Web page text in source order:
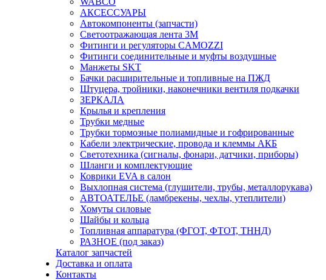
АКСЕССУАРЫ
Автокомпоненты (запчасти)
Светоотражающая лента 3М
Фитинги и регуляторы CAMOZZI
Фитинги соединительные и муфты воздушные
Манжеты SKT
Бачки расширительные и топливные на ПЖД
Штуцера, тройники, наконечники вентиля подкачки
ЗЕРКАЛА
Крылья и крепления
Трубки медные
Трубки тормозные полиамидные и гофрированные
Кабели электрические, провода и клеммы АКБ
Светотехника (сигналы, фонари, датчики, приборы)
Шланги и комплектующие
Коврики EVA в салон
Выхлопная система (глушители, трубы, металлорукава)
АВТОАТЕЛЬЕ (ламбрекены, чехлы, утеплители)
Хомуты силовые
Шайбы и кольца
Топливная аппаратура (ФГОТ, ФТОТ, ТННД)
РАЗНОЕ (под заказ)
Каталог запчастей
Доставка и оплата
Контакты